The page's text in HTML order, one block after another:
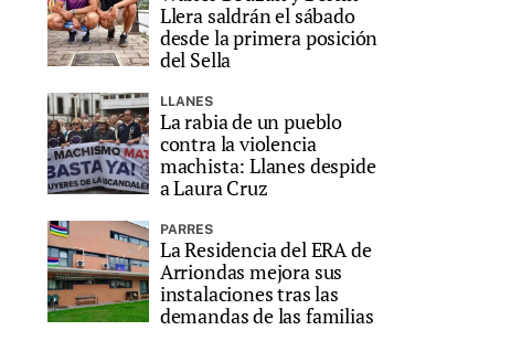
Llera saldrán el sábado
desde la primera posición
del Sella
LLANES
La rabia de un pueblo
contra la violencia
machista: Llanes despide
a Laura Cruz
PARRES
La Residencia del ERA de
Arriondas mejora sus
instalaciones tras las
demandas de las familias